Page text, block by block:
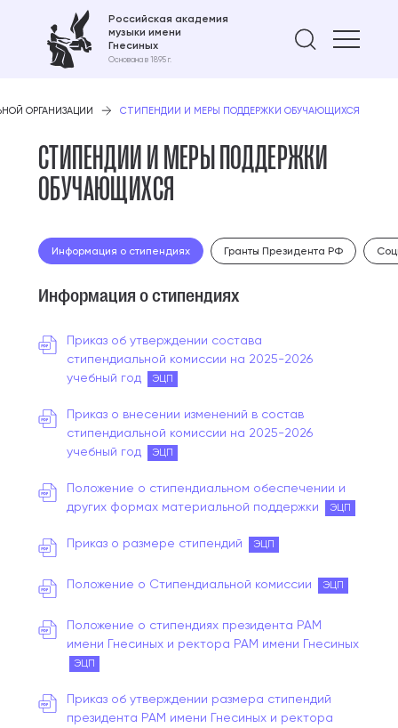
Российская академия
музыки имени
Гнесиных
Основана в 1895 г.
Найти
ОРГАНИЗАЦИИ СТИПЕНДИИ И МЕРЫ ПОДДЕРЖКИ ОБУЧАЮЩИХСЯ
СТИПЕНДИИ И МЕРЫ ПОДДЕРЖКИ
ОБУЧАЮЩИХСЯ
Информация о стипендиях Гранты Президента РФ
Информация о стипендиях
Приказ об утверждении состава
стипендиальной комиссии на 2025-2026
учебный год
ЭЦП
Приказ о внесении изменений в состав
стипендиальной комиссии на 2025-2026
учебный год
ЭЦП
Положение о стипендиальном обеспечении и
других формах материальной поддержки
ЭЦП
Приказ о размере стипендий ЭЦП
Положение о Стипендиальной комиссии ЭЦП
Положение о стипендиях президента РАМ
имени Гнесиных и ректора РАМ имени Гнесиных
ЭЦП
Приказ об утверждении размера стипендий
президента РАМ имени Гнесиных и ректора